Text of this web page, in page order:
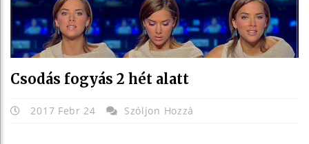
Csodás fogyás 2 hét alatt
2017 Febr 24 Szóljon Hozzá